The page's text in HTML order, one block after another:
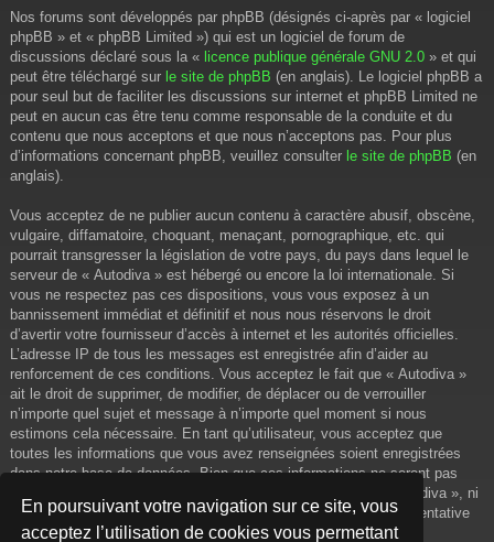
En poursuivant votre navigation sur ce site, vous
acceptez l’utilisation de cookies vous permettant
Nos forums sont développés par phpBB (désignés ci-après par « logiciel
phpBB » et « phpBB Limited ») qui est un logiciel de forum de
discussions déclaré sous la « licence publique générale GNU 2.0 » et qui
peut être téléchargé sur le site de phpBB (en anglais). Le logiciel phpBB a
pour seul but de faciliter les discussions sur internet et phpBB Limited ne
peut en aucun cas être tenu comme responsable de la conduite et du
contenu que nous acceptons et que nous n’acceptons pas. Pour plus
d’informations concernant phpBB, veuillez consulter le site de phpBB (en
anglais).
Vous acceptez de ne publier aucun contenu à caractère abusif, obscène,
vulgaire, diffamatoire, choquant, menaçant, pornographique, etc. qui
pourrait transgresser la législation de votre pays, du pays dans lequel le
serveur de « Autodiva » est hébergé ou encore la loi internationale. Si
vous ne respectez pas ces dispositions, vous vous exposez à un
bannissement immédiat et définitif et nous nous réservons le droit
d’avertir votre fournisseur d’accès à internet et les autorités officielles.
L’adresse IP de tous les messages est enregistrée afin d’aider au
renforcement de ces conditions. Vous acceptez le fait que « Autodiva »
ait le droit de supprimer, de modifier, de déplacer ou de verrouiller
n’importe quel sujet et message à n’importe quel moment si nous
estimons cela nécessaire. En tant qu’utilisateur, vous acceptez que
toutes les informations que vous avez renseignées soient enregistrées
dans notre base de données. Bien que ces informations ne seront pas
diffusées à une tierce partie sans votre consentement, ni « Autodiva », ni
phpBB, ne pourront être tenus comme responsables en cas de tentative
de piratage informatique visant à compromettre vos données.